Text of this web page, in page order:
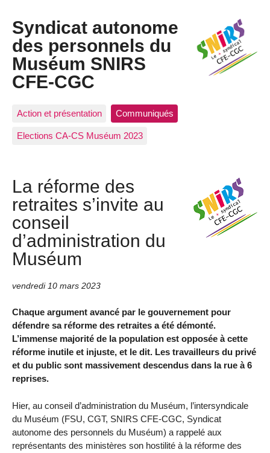
Syndicat autonome
des personnels du
Muséum SNIRS
CFE-CGC
Action et présentation Communiqués
Elections CA-CS Muséum 2023
La réforme des
retraites s’invite au
conseil
d’administration du
Muséum
vendredi 10 mars 2023
Chaque argument avancé par le gouvernement pour
défendre sa réforme des retraites a été démonté.
L’immense majorité de la population est opposée à cette
réforme inutile et injuste, et le dit. Les travailleurs du privé
et du public sont massivement descendus dans la rue à 6
reprises.
Hier, au conseil d’administration du Muséum, l’intersyndicale
du Muséum (FSU, CGT, SNIRS CFE-CGC, Syndicat
autonome des personnels du Muséum) a rappelé aux
représentants des ministères son hostilité à la réforme des